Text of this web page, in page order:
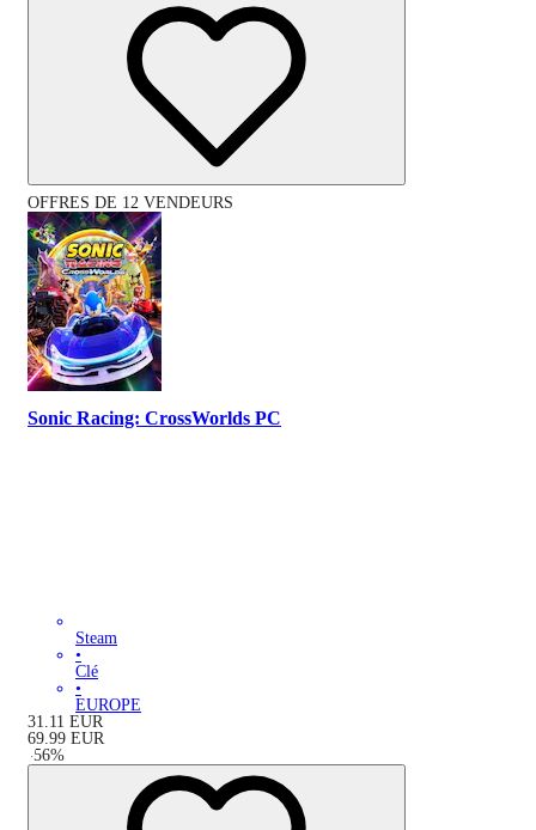
OFFRES DE 12 VENDEURS
Sonic Racing: CrossWorlds PC
Steam
•
Clé
•
EUROPE
31.11 EUR
69.99 EUR
-56%